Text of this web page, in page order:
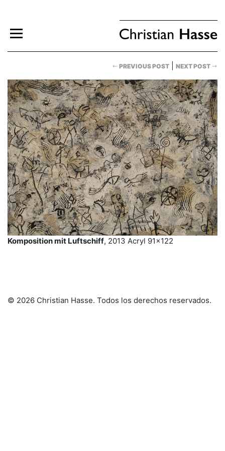
PREVIOUS POST NEXT POST
Komposition mit Luftschiff, 2013 Acryl 91×122
© 2026 Christian Hasse. Todos los derechos reservados.